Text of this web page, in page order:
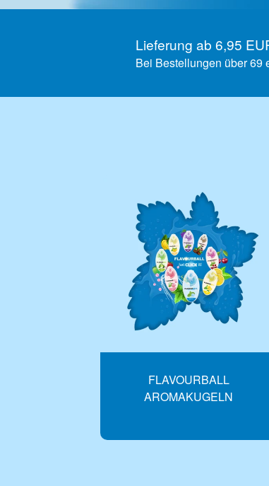
Lieferung ab 6,95
Bei Bestellungen über 69
AROMAKUGELN